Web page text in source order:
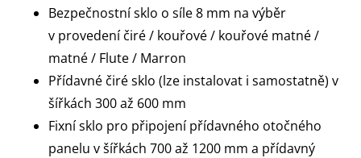
Bezpečnostní sklo o síle 8 mm na výběr
v provedení čiré / kouřové / kouřové matné /
matné / Flute / Marron
Přídavné čiré sklo (lze instalovat i samostatně) v
šířkách 300 až 600 mm
Fixní sklo pro připojení přídavného otočného
panelu v šířkách 700 až 1200 mm a přídavný